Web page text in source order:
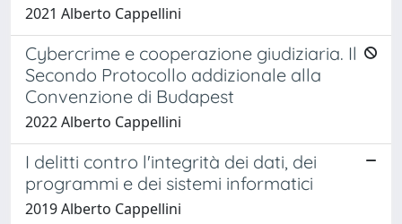
2021 Alberto Cappellini
Cybercrime e cooperazione giudiziaria. Il
Secondo Protocollo addizionale alla
Convenzione di Budapest
2022 Alberto Cappellini
I delitti contro l'integrità dei dati, dei
programmi e dei sistemi informatici
2019 Alberto Cappellini